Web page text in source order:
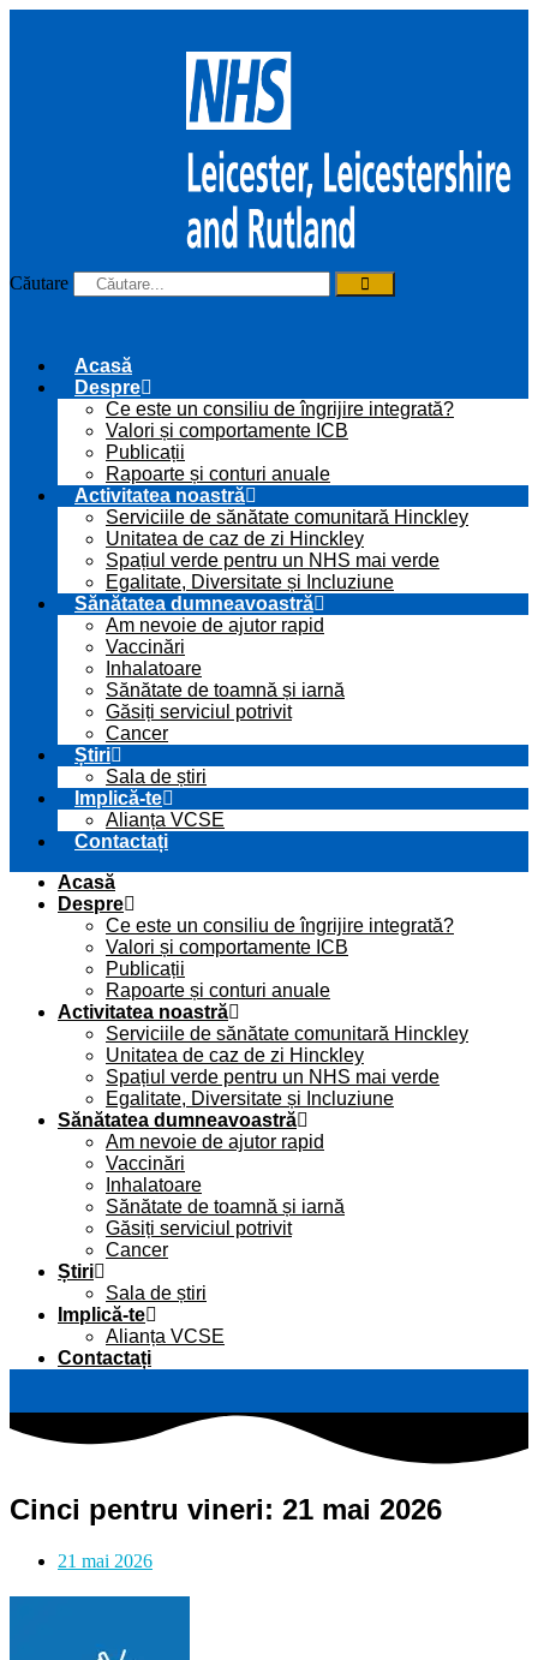
Căutare
Acasă
Despre
Ce este un consiliu de îngrijire integrată?
Valori și comportamente ICB
Publicații
Rapoarte și conturi anuale
Activitatea noastră
Serviciile de sănătate comunitară Hinckley
Unitatea de caz de zi Hinckley
Spațiul verde pentru un NHS mai verde
Egalitate, Diversitate și Incluziune
Sănătatea dumneavoastră
Am nevoie de ajutor rapid
Vaccinări
Inhalatoare
Sănătate de toamnă și iarnă
Găsiți serviciul potrivit
Cancer
Știri
Sala de știri
Implică-te
Alianța VCSE
Contactați
Acasă
Despre
Ce este un consiliu de îngrijire integrată?
Valori și comportamente ICB
Publicații
Rapoarte și conturi anuale
Activitatea noastră
Serviciile de sănătate comunitară Hinckley
Unitatea de caz de zi Hinckley
Spațiul verde pentru un NHS mai verde
Egalitate, Diversitate și Incluziune
Sănătatea dumneavoastră
Am nevoie de ajutor rapid
Vaccinări
Inhalatoare
Sănătate de toamnă și iarnă
Găsiți serviciul potrivit
Cancer
Știri
Sala de știri
Implică-te
Alianța VCSE
Contactați
Cinci pentru vineri: 21 mai 2026
21 mai 2026